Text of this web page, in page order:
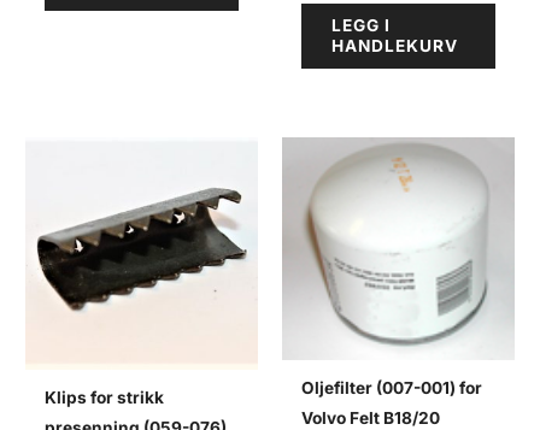
LEGG I
HANDLEKURV
Klips for strikk
Oljefilter (007-001) for
Volvo Felt B18/20